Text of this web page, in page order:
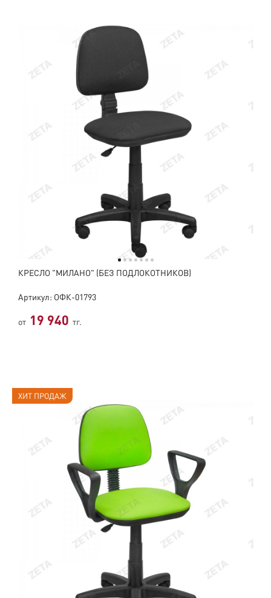
КРЕСЛО "МИЛАНО" (БЕЗ ПОДЛОКОТНИКОВ)
Артикул: ОФК-01793
от 19 940 тг.
ХИТ ПРОДАЖ